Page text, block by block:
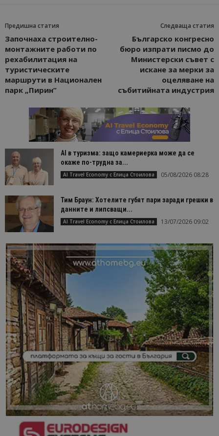
Предишна статия
Започнаха строително-
монтажните работи по
рехабилитация на
туристическите
маршрути в Национален
парк „Пирин”
Следваща статия
Българско конгресно
бюро изпрати писмо до
Министерски съвет с
искане за мерки за
оцеляване на
събитийната индустрия
AI в туризма: защо камериерка може да се
окаже по-трудна за...
AI Travel Economy с Елица Стоилова 05/08/2026 08:28
Тим Браун: Хотелите губят пари заради грешки в
данните и липсващи...
AI Travel Economy с Елица Стоилова 13/07/2026 09:02